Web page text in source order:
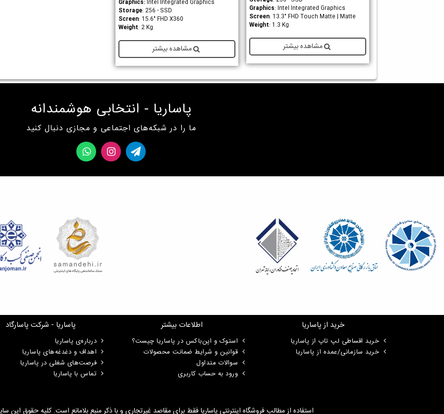
Graphics: Intel Integrated Graphics
Screen: 13.3" FHD Touch Matte | Matte
Weight: 1.3 Kg
مشاهده بیشتر
Graphics: Intel Integrated Graphics
Storage: 256 - SSD
Screen: 15.6" FHD X360
Weight: 2 Kg
مشاهده بیشتر
پاساریا - انتخابی هوشمندانه
ما را در شبکه‌های اجتماعی و مجازی دنبال کنید
خرید از پاساریا
خرید اقساطی لپ تاپ از پاساریا
خرید سازمانی/عمده از پاساریا
اطلاعات بیشتر
استوک و اپن‌باکس در پاساریا چیست؟
قوانین و شرایط ضمانت محصولات
سوالات متداول
ورود به حساب کاربری
پاساریا - شرکت پاسارگاد
درباره‌ی پاساریا
اهداف و دغدغه‌های پاساریا
فرصت‌های شغلی در پاساریا
تماس با پاساریا
استفاده از مطالب فروشگاه اینترنتی پاساریا فقط برای مقاصد غیرتجاری و با ذکر منبع بلامانع است. کلیه حقوق